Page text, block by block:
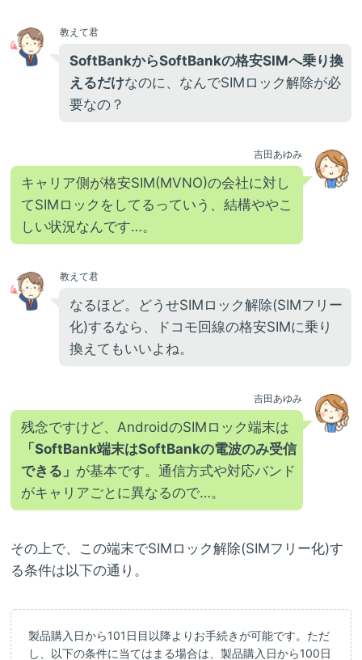
教えて君
SoftBankからSoftBankの格安SIMへ乗り換
えるだけなのに、なんでSIMロック解除が必
要なの？
吉田あゆみ
キャリア側が格安SIM(MVNO)の会社に対し
てSIMロックをしてるっていう、結構ややこ
しい状況なんです…。
教えて君
なるほど。どうせSIMロック解除(SIMフリー
化)するなら、ドコモ回線の格安SIMに乗り
換えてもいいよね。
吉田あゆみ
残念ですけど、AndroidのSIMロック端末は
「SoftBank端末はSoftBankの電波のみ受信
できる」 が基本です。通信方式や対応バンド
がキャリアごとに異なるので…。
その上で、この端末でSIMロック解除(SIMフリー化)す
る条件は以下の通り。
製品購入日から101日目以降よりお手続きが可能です。ただ
し、以下の条件に当てはまる場合は、製品購入日から100日